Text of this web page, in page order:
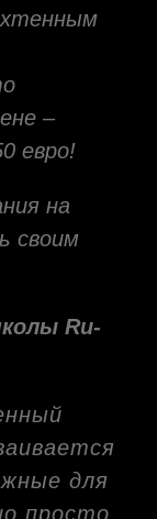
–
евро!
на
своим
Ru-
для
просто